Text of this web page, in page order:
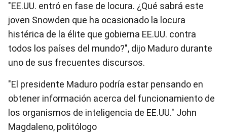
"EE.UU. entró en fase de locura. ¿Qué sabrá este
joven Snowden que ha ocasionado la locura
histérica de la élite que gobierna EE.UU. contra
todos los países del mundo?", dijo Maduro durante
uno de sus frecuentes discursos.
"El presidente Maduro podría estar pensando en
obtener información acerca del funcionamiento de
los organismos de inteligencia de EE.UU." John
Magdaleno, politólogo